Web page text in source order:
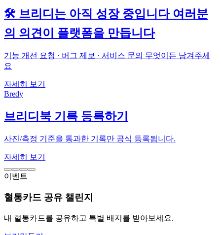
🛠 브리디는 아직 성장 중입니다 여러분
의 의견이 플랫폼을 만듭니다
기능 개선 요청 · 버그 제보 · 서비스 문의 무엇이든 남겨주세
요
자세히 보기
Bredy
브리디북 기록 등록하기
사진/측정 기준을 통과한 기록만 공식 등록됩니다.
자세히 보기
이벤트
혈통카드 공유 챌린지
내 혈통카드를 공유하고 특별 배지를 받아보세요.